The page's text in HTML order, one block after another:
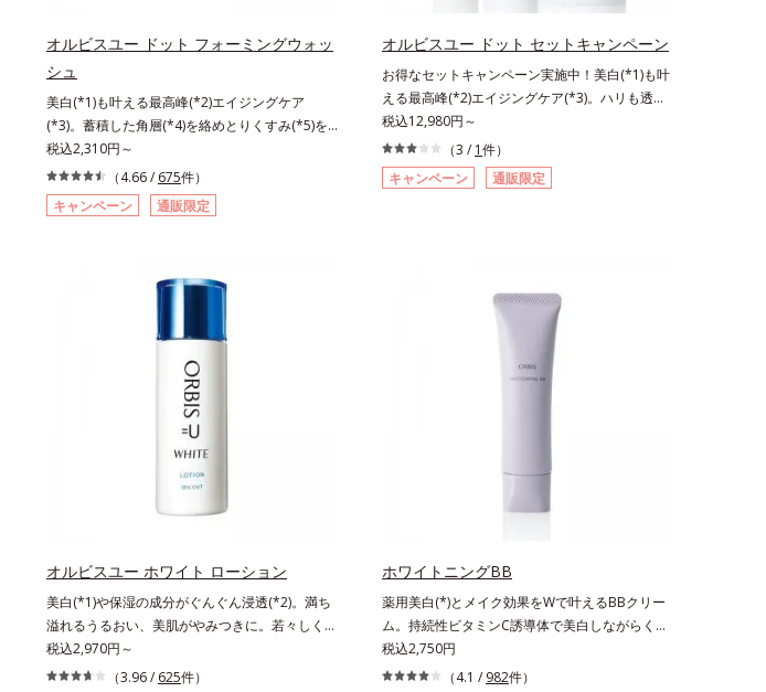
ン酸デカグリセリル（基剤）*5 角層の範囲内に
おける自社従来品処方との比較*6 ドクダミエキ
ス、シクロヘキサンジカルボン酸ビスエトキシジ
グリコール（保湿）＜使用量目安＞パール1粒程
度＜ご使用ステップ＞洗顔料 ⇒ 化粧水 ⇒ ザ リ
ンクルセラム ⇒ 保湿液＜1商品あたりの使用回
数＞通常サイズ：約90回（1.5ヵ月程度）ラージ
サイズ：約180回（3ヵ月程度）各商品の詳しい
情報は商品ページをご覧ください。・BEAUTY夏
きるシミのこと*4 うるおいによる透明感のある
肌*5 ターンオーバーを促進して、メラニンの塊
を微細化すること*6 アルテアエキス配合＝保湿
成分各商品の詳しい情報は商品ページをご覧くだ
さい。・BEAUTY夏祭りは、こちら
オルビスユー ドット フォーミングウォッ
シュ
美白(*1)も叶える最高峰(*2)エイジングケア
(*3)。蓄積した角層(*4)を絡めとりくすみ(*5)を
晴らす高密着マイルドピーリング(*6)洗顔料。ハ
リも透明感(*7)も結果主義。年齢サイン(*8)の因
子に着目した肌科学エイジングケア(*3)シリー
ズ。オルビスユー ドットシリーズは、年齢によ
れる年齢サインについて研究を進めたところ、弾
(*5)などが現れている状態である「透明感のな
さ」が、大人の肌印象に大きな影響を与えている
ことがわかりました。そこでオルビスユー ドッ
トシリーズは美容成分(*9)として「G.D.F.アクテ
ィベーター(*10)」を配合。そして、従来から配
合している美白(*1)有効成分「トラネキサム酸」
を配合しました。さらに、シリーズ共通の美容成
分「GLルートブースター(*11)」を配合すること
で、肌のふっくら感や透明感を叶えます。美白ケ
ズに。3ステップで上向き(*12)のハリと透明感
グケアを応援します。*1 メラニンの生成を抑
え、シミ・ソバカスを防ぐ（ウォッシュを除く）
*2 オルビス内スキンケアシリーズの保湿力
*3 年齢に応じたお手入れのこと*4 剥がれず
税込2,310円～
（4.66 / 675件）
キャンペーン
通販限定
オルビスユー ドット セットキャンペーン
お得なセットキャンペーン実施中！美白(*1)も叶
える最高峰(*2)エイジングケア(*3)。ハリも透明
感(*4)も結果主義。年齢サイン(*5)の因子に着目
した肌科学エイジングケア(*3)シリーズ。オルビ
スユー ドットシリーズは、年齢による肌悩み一
つ一つを対処するのではなく、肌で起きているこ
れることで大人の肌印象に大きな影響を与えてい
ることが分かりました。そこでオルビスユー ド
ットシリーズは美容成分(*7)として「G.D.F.アク
ティベーター(*8)」を配合。そして、従来から配
合している美白有効成分「トラネキサム酸」を配
で、肌のふっくら感や透明感を叶えます。美白ケ
ズに。3ステップで上向き(*10)のハリと透明感
グケアを応援します。*1 メラニンの生成を抑
え、シミ・ソバカスを防ぐ（ウォッシュ除く）
*2 オルビス内スキンケアシリーズの保湿力*3 年
齢に応じたお手入れのこと*4 うるおいによる*5
乾燥、ハリ・ツヤのなさ*6 乾燥による*7 保湿成
分*8 ロニセラカエルレア果汁、ノバラエキス配
税込12,980円～
（3 / 1件）
キャンペーン
通販限定
オルビスユー ホワイト ローション
美白(*1)や保湿の成分がぐんぐん浸透(*2)。満ち
溢れるうるおい、美肌がやみつきに。若々しく透
明感のある美肌を構成する要素と、年齢肌(*3)の
メラニン生成にアプローチして、明るくなめらか
税込2,970円～
（3.96 / 625件）
ホワイトニングBB
薬用美白(*)とメイク効果をWで叶えるBBクリー
ム。持続性ビタミンC誘導体で美白しながらくす
みのない軽やか美肌を長時間キープ。メイクしな
がら日中美白(*)効果も発揮する、薬用美白BBク
税込2,750円
（4.1 / 982件）